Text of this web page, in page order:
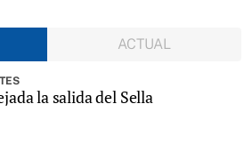
ACTUAL
la salida del Sella